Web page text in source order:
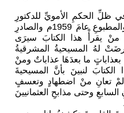
ظلِّ الحكمِ الأمويِّ للدكتورِ
علي حسني الخربوطليِّ والمطبوعِ عامَ 1959م والصادرِ
يقرأْ هذا الكتابَ سيرَى
لهُ المسيحيةُ المشرقيةُ
ما بعدَهَا عذاباتٌ ومنْ
الكتابَ لنبينَ بأنَّ المسيحيةَ
لمْ تعانِ منْ اضطهادٍ وتعسفٍ
وحتى مذابحِ العثمانيينَ